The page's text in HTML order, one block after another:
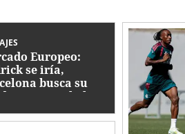
Europeo:
se iría,
busca su
y se tamabalea